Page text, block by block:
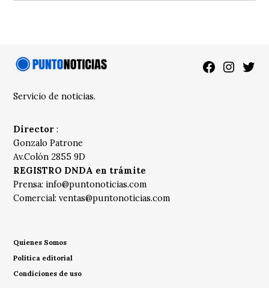
Facebook
Servicio de noticias.
Director :
Gonzalo Patrone
Av.Colón 2855 9D
REGISTRO DNDA en trámite
Prensa: info@puntonoticias.com
Comercial:ventas@puntonoticias.com
Quienes Somos
Política editorial
Condiciones de uso